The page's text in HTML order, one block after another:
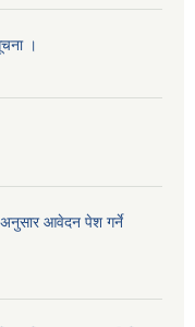
।
अनुसार आवेदन पेश गर्ने